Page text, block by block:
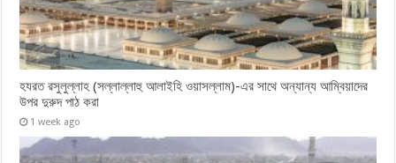
হযরত রসুলুল্লাহ (সল্লাল্লাহু ‎আলাইহি ওয়াসল্লাম)-এর সাথে অন্যান্য আম্বিয়াদের
উপর দুরুদ পাঠ ‎করা
1 week ago